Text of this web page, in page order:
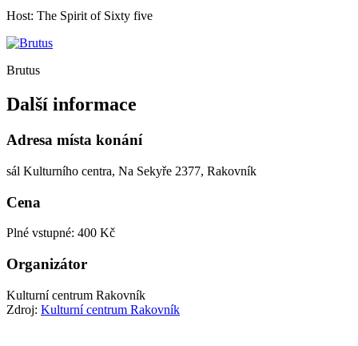
Host: The Spirit of Sixty five
Brutus
Další informace
Adresa místa konání
sál Kulturního centra, Na Sekyře 2377, Rakovník
Cena
Plné vstupné: 400 Kč
Organizátor
Kulturní centrum Rakovník
Zdroj: Kulturní centrum Rakovník